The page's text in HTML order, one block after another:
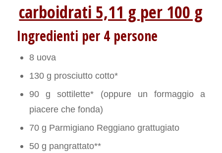
carboidrati 5,11 g per 100 g
Ingredienti per 4 persone
8 uova
130 g prosciutto cotto*
90 g sottilette* (oppure un formaggio a
piacere che fonda)
70 g Parmigiano Reggiano grattugiato
50 g pangrattato**